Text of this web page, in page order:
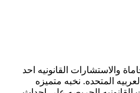
والاستشارات القانونيه احد
المتحده. نخبه متميزه